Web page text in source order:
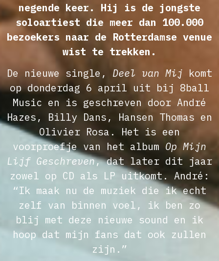
negende keer. Hij is de jongste
soloartiest die meer dan 100.000
bezoekers naar de Rotterdamse venue
wist te trekken.
De nieuwe single, Deel van Mij komt
op donderdag 6 april uit bij 8ball
Music en is geschreven door André
Hazes, Billy Dans, Hansen Thomas en
Olivier Rosa. Het is een
voorproefje van het album Op Mijn
Lijf Geschreven, dat later dit jaar
zowel op CD als LP uitkomt. André:
“Ik maak nu de muziek die ik echt
zelf van binnen voel, ik ben zo
blij met deze nieuwe sound en ik
hoop dat mijn fans dat ook zullen
zijn.”